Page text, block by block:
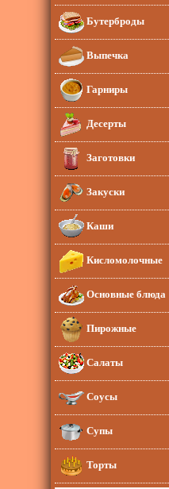
Бутерброды
Выпечка
Гарниры
Десерты
Заготовки
Закуски
Каши
Кисломолочные
Основные блюда
Пирожные
Салаты
Соусы
Супы
Торты